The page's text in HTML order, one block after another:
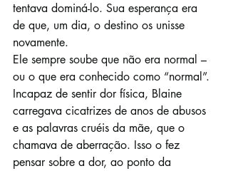
tentava dominá-lo. Sua esperança era
de que, um dia, o destino os unisse
novamente.
Ele sempre soube que não era normal –
ou o que era conhecido como “normal”.
Incapaz de sentir dor física, Blaine
carregava cicatrizes de anos de abusos
e as palavras cruéis da mãe, que o
chamava de aberração. Isso o fez
pensar sobre a dor, ao ponto da